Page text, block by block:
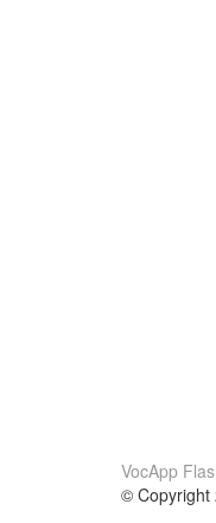
VocApp
© Copyright